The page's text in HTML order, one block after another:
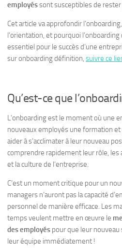
employéssont susceptibles de
Cet article va approfondir
l’orientation, et pourquoi
essentiel pour le succès d’une
sur onboarding définition, suivre ce
Qu’est-ce que
L’onboarding est le moment où une
nouveaux employés une formation
aider à s’acclimater à leur nouveau
comprendre rapidement leur rôle,
et la culture de l’entreprise.
C’est un moment critique pour un
managers n’auront pas la capacité
personnel de manière efficace. Les
temps veulent mettre en œuvre le
des employés pour que leur
leur équipe immédiatement !